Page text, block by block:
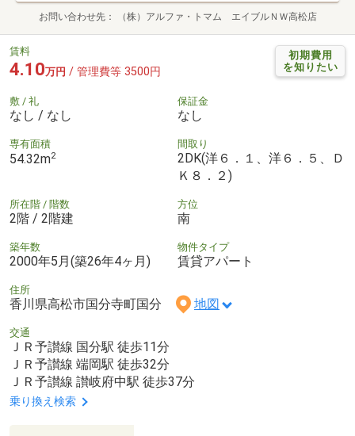
お問い合わせ先 （株）アルファ・トマム エイブルＮＷ高松店
初期費用
を知りたい
賃料
4.10万円 / 管理費等 3500円
敷 / 礼
なし / なし
保証金
なし
専有面積
54.32m2
間取り
2DK(洋６．１、洋６．５、Ｄ
Ｋ８．２)
所在階 / 階数
2階 / 2階建
方位
南
築年数
2000年5月(築26年4ヶ月)
物件タイプ
賃貸アパート
住所
香川県高松市国分寺町国分 地図
交通
ＪＲ予讃線 国分駅 徒歩11分
ＪＲ予讃線 端岡駅 徒歩32分
ＪＲ予讃線 讃岐府中駅 徒歩37分
乗り換え検索